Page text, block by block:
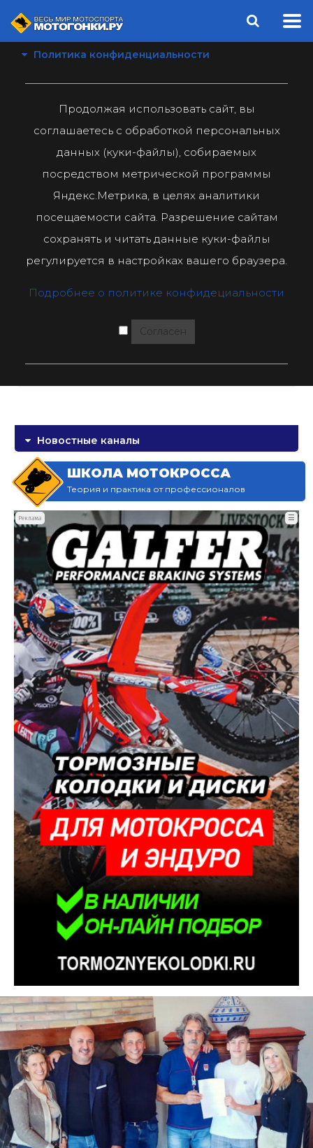
Политика конфиденциальности
Продолжая использовать сайт, вы
соглашаетесь с обработкой персональных
данных (куки-файлы), собираемых
посредством метрической программы
Яндекс.Метрика, в целях аналитики
посещаемости сайта. Разрешение сайтам
сохранять и читать данные куки-файлы
регулируется в настройках вашего браузера.
Подробнее о политике конфидециальности
Согласен
Новостные каналы
ШКОЛА МОТОКРОССА
Теория и практика от профессионалов
Реклама ☰